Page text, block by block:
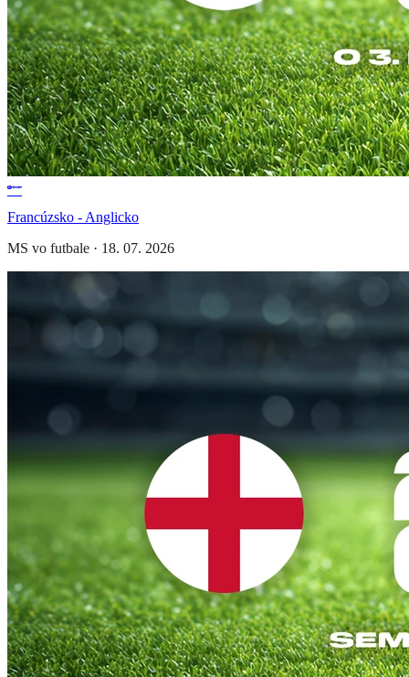
Francúzsko - Anglicko
MS vo futbale · 18. 07. 2026